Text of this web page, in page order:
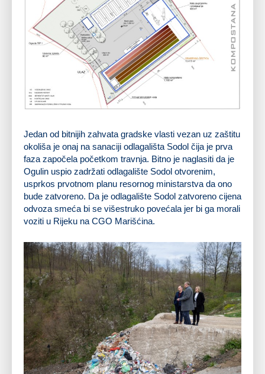
Jedan od bitnijih zahvata gradske vlasti vezan uz zaštitu
okoliša je onaj na sanaciji odlagališta Sodol čija je prva
faza započela početkom travnja. Bitno je naglasiti da je
Ogulin uspio zadržati odlagalište Sodol otvorenim,
usprkos prvotnom planu resornog ministarstva da ono
bude zatvoreno. Da je odlagalište Sodol zatvoreno cijena
odvoza smeća bi se višestruko povećala jer bi ga morali
voziti u Rijeku na CGO Marišćina.